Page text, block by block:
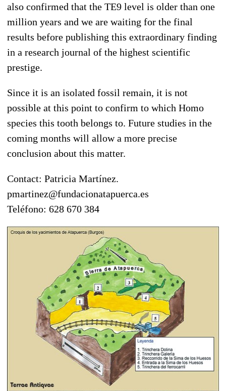
also confirmed that the TE9 level is older than one
million years and we are waiting for the final
results before publishing this extraordinary finding
in a research journal of the highest scientific
prestige.
Since it is an isolated fossil remain, it is not
possible at this point to confirm to which Homo
species this tooth belongs to. Future studies in the
coming months will allow a more precise
conclusion about this matter.
Contact: Patricia Martínez.
pmartinez@fundacionatapuerca.es
Teléfono: 628 670 384